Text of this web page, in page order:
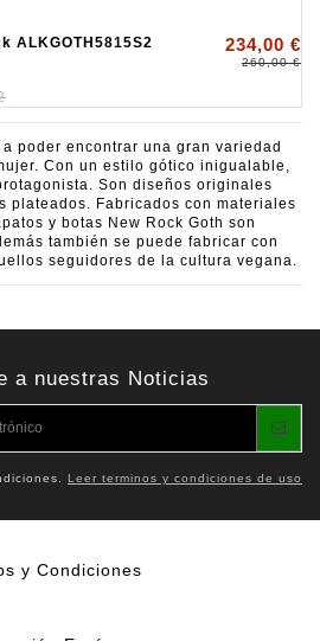
ALKGOTH5815S2 234,00 €
260,00 €
poder encontrar una gran variedad
Con un estilo gótico inigualable,
Son diseños originales
plateados. Fabricados con materiales
y botas New Rock Goth son
también se puede fabricar con
seguidores de la cultura vegana.
a nuestras Noticias
Leer terminos y condiciones de uso
y Condiciones